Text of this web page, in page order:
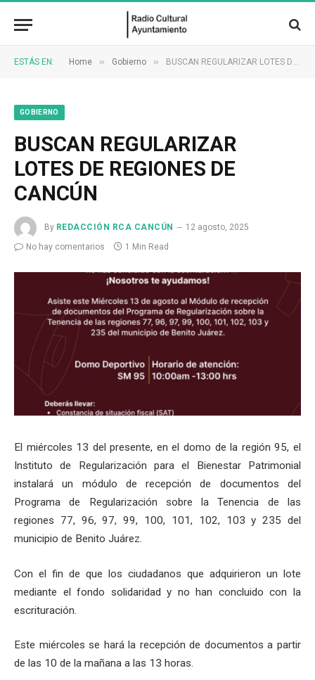
ESTÁS EN: Home » Gobierno » BUSCAN REGULARIZAR LOTES DE REGIONES DE CANCÚN
GOBIERNO
BUSCAN REGULARIZAR
LOTES DE REGIONES DE
CANCÚN
By REDACCIÓN RCA CANCÚN
12 agosto, 2025
No hay comentarios
1 Min Read
El miércoles 13 del presente, en el domo de la región 95, el
Instituto de Regularización para el Bienestar Patrimonial
instalará un módulo de recepción de documentos del
Programa de Regularización sobre la Tenencia de las
regiones 77, 96, 97, 99, 100, 101, 102, 103 y 235 del
municipio de Benito Juárez.
Con el fin de que los ciudadanos que adquirieron un lote
mediante el fondo solidaridad y no han concluido con la
escrituración.
Este miércoles se hará la recepción de documentos a partir
de las 10 de la mañana a las 13 horas.